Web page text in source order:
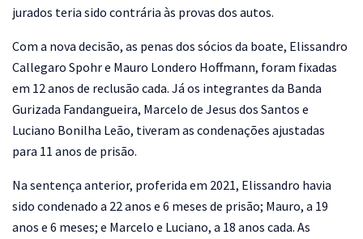
jurados teria sido contrária às provas dos autos.
Com a nova decisão, as penas dos sócios da boate, Elissandro
Callegaro Spohr e Mauro Londero Hoffmann, foram fixadas
em 12 anos de reclusão cada. Já os integrantes da Banda
Gurizada Fandangueira, Marcelo de Jesus dos Santos e
Luciano Bonilha Leão, tiveram as condenações ajustadas
para 11 anos de prisão.
Na sentença anterior, proferida em 2021, Elissandro havia
sido condenado a 22 anos e 6 meses de prisão; Mauro, a 19
anos e 6 meses; e Marcelo e Luciano, a 18 anos cada. As